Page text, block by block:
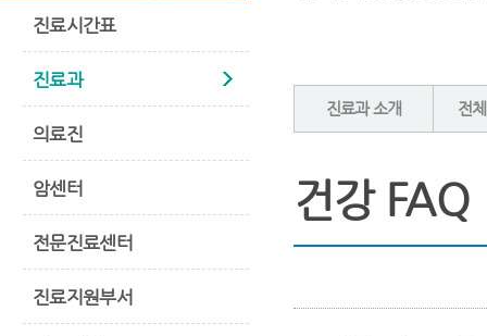
진료시간표
진료과
의료진
암센터
전문진료센터
진료지원부서
진료과 소개 전
건강 FAQ